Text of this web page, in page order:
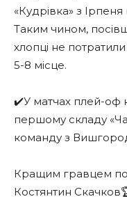
«Кудрівка» з Ірпеня
Таким чином,
хлопці не
5-8 місце.
✔️У матчах плей-оф
першому складу
команду з
Кращим гравцем
Костянтин